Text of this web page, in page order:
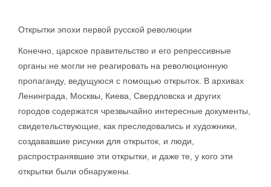
Открытки эпохи первой русской революции
Конечно, царское правительство и его репрессивные
органы не могли не реагировать на революционную
пропаганду, ведущуюся с помощью открыток. В архивах
Ленинграда, Москвы, Киева, Свердловска и других
городов содержатся чрезвычайно интересные документы,
свидетельствующие, как преследовались и художники,
создававшие рисунки для открыток, и люди,
распространявшие эти открытки, и даже те, у кого эти
открытки были обнаружены.